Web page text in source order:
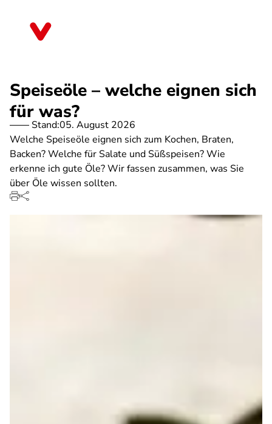
Speiseöle – welche eignen sich
für was?
Stand:05. August 2026
Welche Speiseöle eignen sich zum Kochen, Braten,
Backen? Welche für Salate und Süßspeisen? Wie
erkenne ich gute Öle? Wir fassen zusammen, was Sie
über Öle wissen sollten.